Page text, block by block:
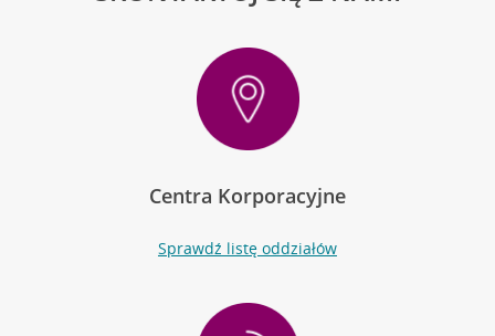
Centra Korporacyjne
Sprawdź listę oddziałów